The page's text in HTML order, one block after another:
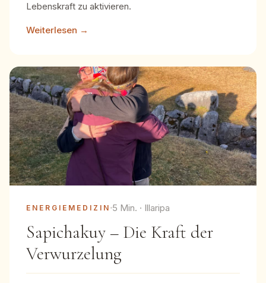
Lebenskraft zu aktivieren.
Weiterlesen →
ENERGIEMEDIZIN 5 Min. · Illaripa
Sapichakuy – Die Kraft der
Verwurzelung